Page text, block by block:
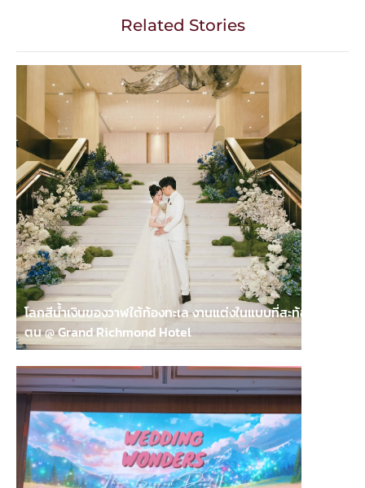
Related Stories
โลกสีน้ำเงินของวาฬใต้ท้องทะเล งานแต่งในแบบที่สะท้อนตัว
ตน @ Grand Richmond Hotel